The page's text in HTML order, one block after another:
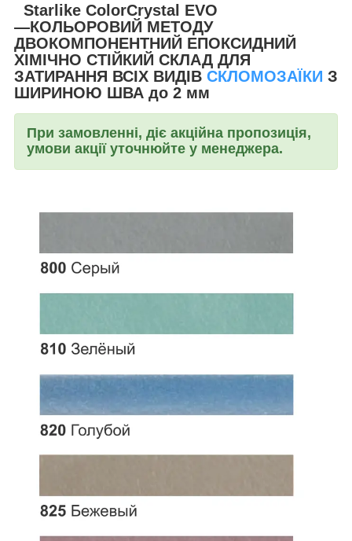
Starlike ColorCrystal EVO
―КОЛЬОРОВИЙ МЕТОДУ
ДВОКОМПОНЕНТНИЙ ЕПОКСИДНИЙ
ХІМІЧНО СТІЙКИЙ СКЛАД ДЛЯ
ЗАТИРАННЯ ВСІХ ВИДІВ СКЛОМОЗАЇКИ З
ШИРИНОЮ ШВА до 2 мм
При замовленні, діє акційна пропозиція,
умови акції уточнюйте у менеджера.